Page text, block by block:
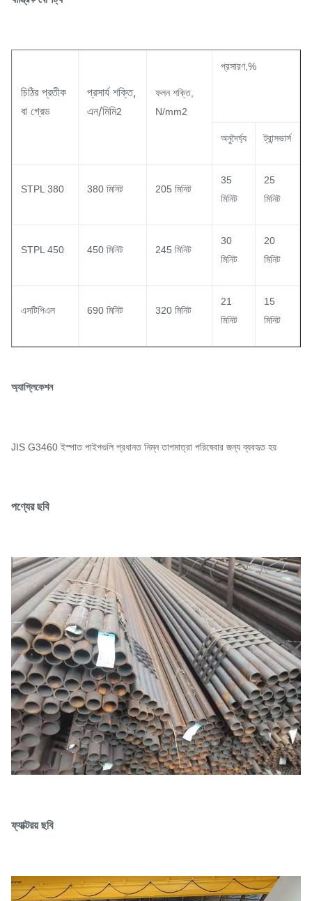
চিঠির প্রতীক
বা গ্রেড
প্রসার্য শক্তি,
এন/মিমি2
ফলন শক্তি,
N/mm2
প্রসারণ,%
অনুদৈর্ঘ্য ট্রান্সভার্স
STPL 380 380 মিনিট 205 মিনিট
35
মিনিট
25
মিনিট
STPL 450 450 মিনিট 245 মিনিট
30
মিনিট
20
মিনিট
এসটিপিএল 690 মিনিট 320 মিনিট
21
মিনিট
15
মিনিট
অ্যাপ্লিকেশন
JIS G3460 ইস্পাত পাইপগুলি প্রধানত নিম্ন তাপমাত্রা পরিষেবার জন্য ব্যবহৃত হয়
পণ্যের ছবি
ফ্যাক্টরয় ছবি